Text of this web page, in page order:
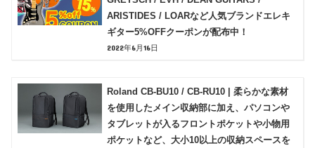
ARISTIDES / LOARなど人気ブランドエレキ
ギター5%OFFクーポンが配布中！
2022年6月16日
Roland CB-BU10 / CB-RU10 | 柔らかな素材
を使用したメイン収納部に加え、パソコンや
タブレットが入るフロントポケットや小物用
ポケットなど、大小10以上の収納スペースを